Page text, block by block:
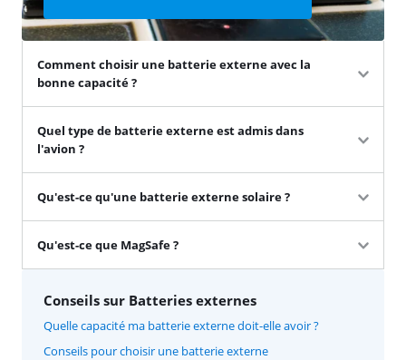
Comment choisir une batterie externe avec la
bonne capacité ?
Quel type de batterie externe est admis dans
l'avion ?
Qu'est-ce qu'une batterie externe solaire ?
Qu'est-ce que MagSafe ?
Conseils sur Batteries externes
Quelle capacité ma batterie externe doit-elle avoir ?
Conseils pour choisir une batterie externe